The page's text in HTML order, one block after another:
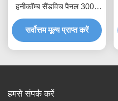
हनीकॉम्ब सैंडविच पैनल 3000
मिमी लंबाई मिरर 8K
सर्वोत्तम मूल्य प्राप्त करें
हमसे संपर्क करें